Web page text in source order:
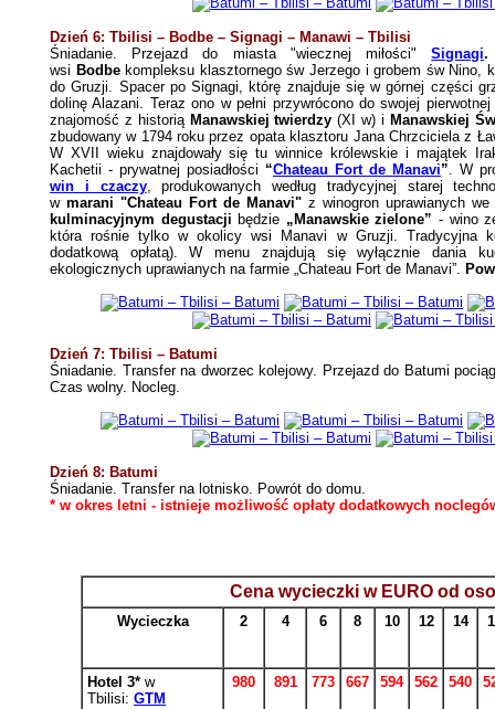
Dzień 6: Tbilisi – Bodbe – Signagi – Manawi – Tbilisi
Śniadanie. Przejazd do miasta "wiecznej miłości"
Signagi
wsi Bodbe kompleksu klasztornego św Jerzego i grobem św Nino,
do Gruzji. Spacer po Signagi, którę znajduje się w górnej części
dolinę Alazani. Teraz ono wpełni przywrócono do swojej
znajomość z historią Manawskiej twierdzy (XI w) i Manawskiej
zbudowany w 1794 roku przez opata klasztoru Jana Chrzciciela z
W XVII wieku znajdowały się tu winnice królewskie i majątek
Kachetii - prywatnej posiadłości “Chateau Fort de Manavi”. W
win i czaczy, produkowanych według tradycyjnej starej
w marani "Chateau Fort de Manavi" z winogron uprawianych
kulminacyjnym degustacji będzie „Manawskie zielone” - wino
która rośnie tylko w okolicy wsi Manavi w Gruzji. Tradycyjna
dodatkową opłatą). W menu znajdują się wyłącznie dania
ekologicznych uprawianych na farmie „Chateau Fort de Manavi”.
Dzień 7: Tbilisi – Batumi
Śniadanie. Transfer na dworzec kolejowy. Przejazd do Batumi
Czas wolny. Nocleg.
Dzień 8: Batumi
Śniadanie. Transfer na lotnisko. Powrót do domu.
* w okres letni - istnieje możliwość opłaty dodatkowych
Cena wycieczki w EURO od
Wycieczka 2 4 6 8 10 12 14
Hotel 3* w
Tbilisi: GTM
980 891 773 667 594 562 540